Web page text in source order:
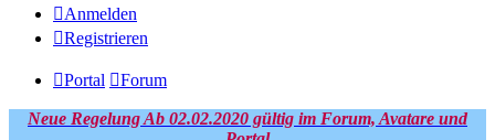
Anmelden
Registrieren
Portal Forum
Neue Regelung Ab 02.02.2020 gültig im Forum, Avatare und